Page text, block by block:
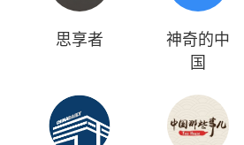
思享者
神奇的中
国